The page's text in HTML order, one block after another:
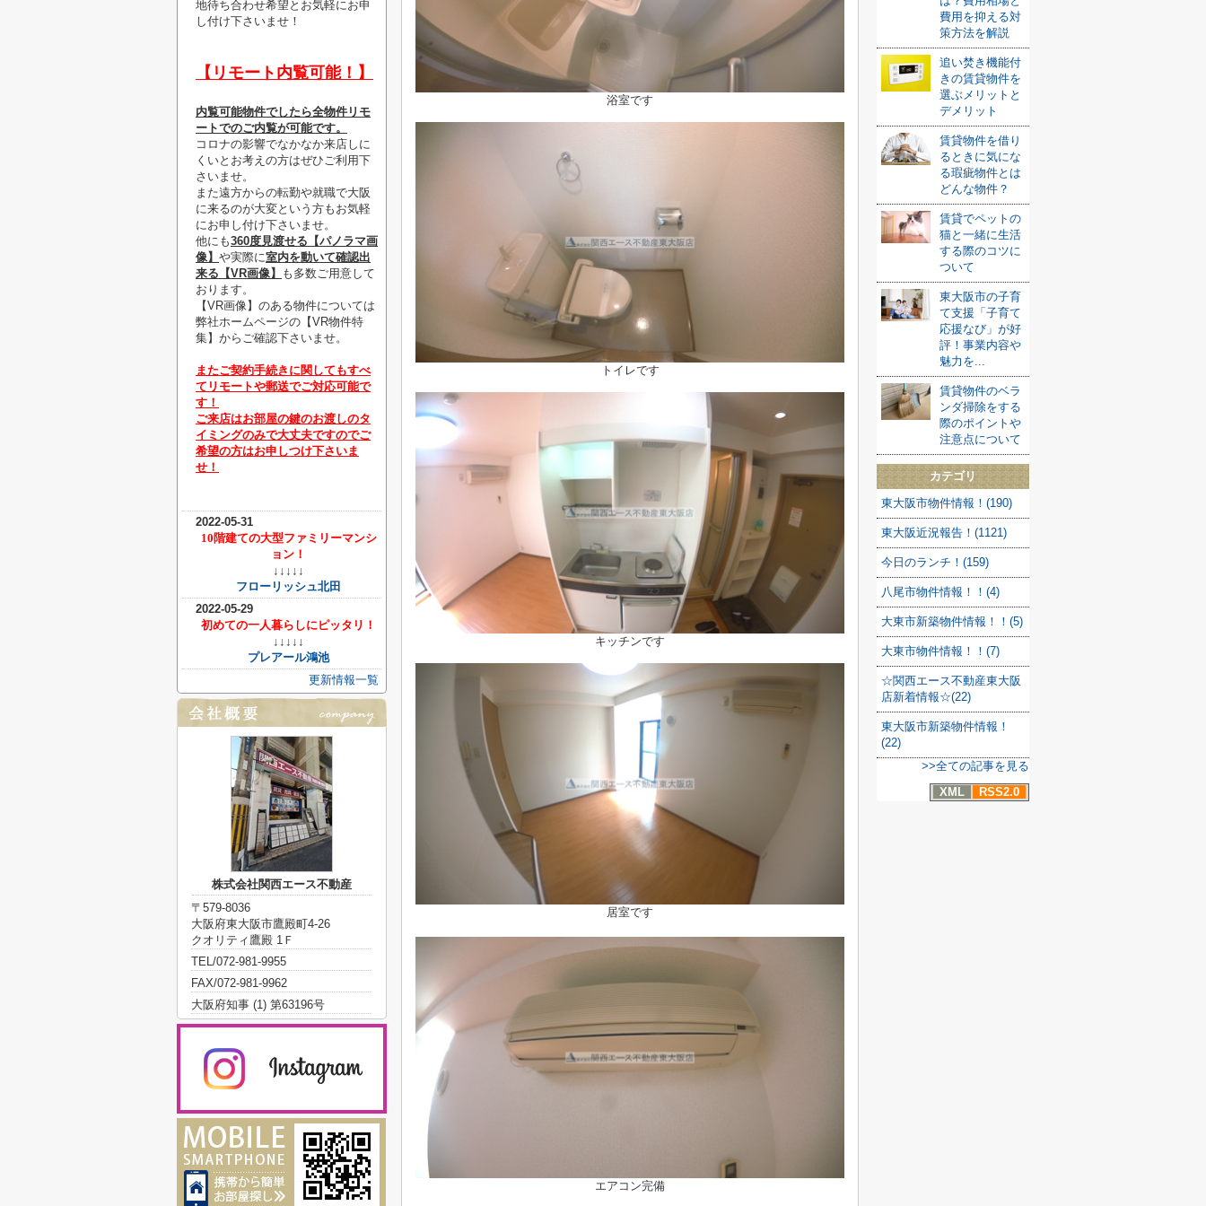
浴室です
トイレです
キッチンです
居室です
エアコン完備
費用を抑える対
策方法を解説
追い焚き機能付
きの賃貸物件を
選ぶメリットと
デメリット
賃貸物件を借り
るときに気にな
る瑕疵物件とは
どんな物件？
賃貸でペットの
猫と一緒に生活
する際のコツに
ついて
東大阪市の子育
て支援「子育て
応援なび」が好
評！事業内容や
魅力を...
賃貸物件のベラ
ンダ掃除をする
際のポイントや
注意点について
カテゴリ
東大阪市物件情報！(190)
東大阪近況報告！(1121)
今日のランチ！(159)
八尾市物件情報！！(4)
大東市新築物件情報！！(5)
大東市物件情報！！(7)
☆関西エース不動産東大阪
店新着情報☆(22)
東大阪市新築物件情報！
(22)
>>全ての記事を見る
XML
RSS2.0
地待ち合わせ希望とお気軽にお申
し付け下さいませ！
【リモート内覧可能！】
内覧可能物件でしたら全物件リモ
ートでのご内覧が可能です。
コロナの影響でなかなか来店しに
くいとお考えの方はぜひご利用下
さいませ。
また遠方からの転勤や就職で大阪
に来るのが大変という方もお気軽
にお申し付け下さいませ。
他にも360度見渡せる【パノラマ画
像】 や実際に室内を動いて確認出
来る【VR画像】
も多数ご用意して
おります。
【VR画像】のある物件については
弊社ホームページの【VR物件特
集】からご確認下さいませ。
またご契約手続きに関してもすべ
てリモートや郵送でご対応可能で
す！
ご来店はお部屋の鍵のお渡しのタ
イミングのみで大丈夫ですのでご
希望の方はお申しつけ下さいま
せ！
2022-05-31
10階建ての大型ファミリーマンシ
ョン！
↓↓↓↓↓
フローリッシュ北田
2022-05-29
初めての一人暮らしにピッタリ！
↓↓↓↓↓
プレアール鴻池
更新情報一覧
株式会社関西エース不動産
〒579-8036
大阪府東大阪市鷹殿町4-26
クオリティ鷹殿 1Ｆ
TEL/072-981-9955
FAX/072-981-9962
大阪府知事 (1) 第63196号